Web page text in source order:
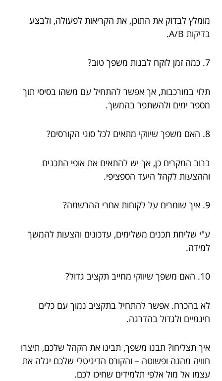
מומלץ לבדוק את התוכן, את הקריאות לפעולה, ולבצע
בדיקות A/B.
7. כמה זמן לוקח לבנות משפך טוב?
תלוי במורכבות, אך אפשר להתחיל עם משהו בסיסי תוך
מספר ימים ולהשתפר בהמשך.
8. האם משפך שיווקי מתאים לכל סוגי הקורסים?
ברוב המקרים כן, אך יש להתאים את אופי התכנים
וההצעות לקהל היעד הספציפי.
9. איך שומרים על לקוחות אחרי ההרשמה?
ע"י שליחת תכנים משלימים, עדכונים והצעות להמשך
למידה.
10. האם משפך שיווקי מחייב תקציב גדול?
לא בהכרח. אפשר להתחיל בתקציב נמוך עם כלים
חינמיים ולגדול בהדרגה.
איך תצליחו? תבנו משפך, תבינו את הקהל שלכם, תיצרו
חוויה מהנה ופשוטה – והקורס הדיגיטלי שלכם יגלה את
עצמו אל מול אלפי תלמידים שחיכו לכם.